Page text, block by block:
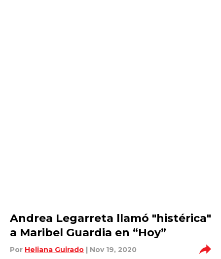
Andrea Legarreta llamó "histérica"
a Maribel Guardia en “Hoy”
Por Heliana Guirado | Nov 19, 2020